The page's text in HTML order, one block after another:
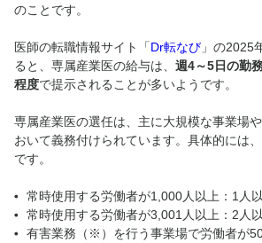
のことです。
医師の転職情報サイト「Dr転なび 」の2025
ると、専属産業医の給与は、 週4～5日の勤
程度で提示されることが多いようです。
専属産業医の選任は、主に大規模な事業場
おいて義務付けられています。具体的には
です。
常時使用する労働者が1,000人以上：1人
常時使用する労働者が3,001人以上：2人
有害業務（※）を行う事業場で労働者が